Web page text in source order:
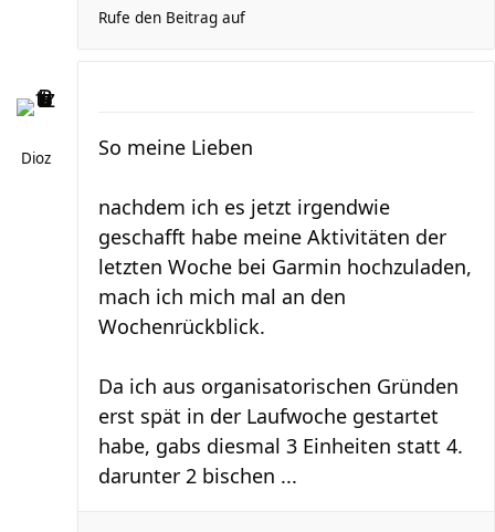
Rufe den Beitrag auf
Dioz So meine Lieben
nachdem ich es jetzt irgendwie
geschafft habe meine Aktivitäten der
letzten Woche bei Garmin hochzuladen,
mach ich mich mal an den
Wochenrückblick.
Da ich aus organisatorischen Gründen
erst spät in der Laufwoche gestartet
habe, gabs diesmal 3 Einheiten statt 4.
darunter 2 bischen ...